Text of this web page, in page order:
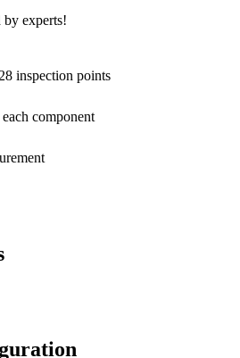
by experts!
inspection points
component